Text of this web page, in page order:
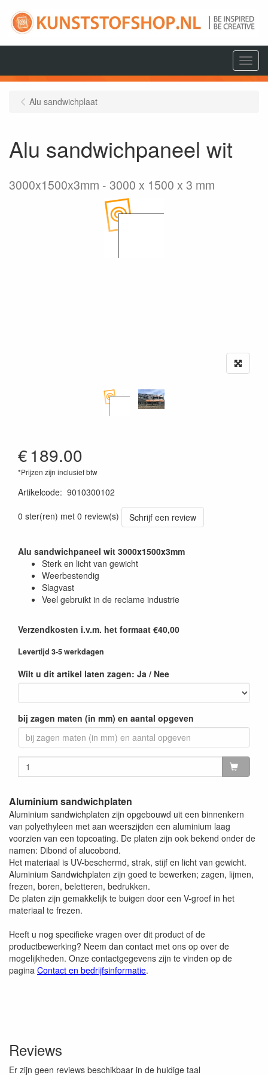
Menu
Alu sandwichplaat
Alu sandwichpaneel wit
3000x1500x3mm 3000 x 1500 x 3 mm
€189.00
*Prijzen zijn inclusief btw
Artikelcode: 9010300102
0 ster(ren) met 0 review(s)
Schrijf een review
Alu sandwichpaneel wit 3000x1500x3mm
Sterk en licht van gewicht
Weerbestendig
Slagvast
Veel gebruikt in de reclame industrie
Verzendkosten i.v.m. het formaat €40,00
Levertijd 3-5 werkdagen
Wilt u dit artikel laten zagen: Ja / Nee
bij zagen maten (in mm) en aantal opgeven
Aluminium sandwichplaten
Aluminium sandwichplaten zijn opgebouwd uit een binnenkern
van polyethyleen met aan weerszijden een aluminium laag
voorzien van een topcoating. De platen zijn ook bekend onder de
namen: Dibond of alucobond.
Het materiaal is UV-beschermd, strak, stijf en licht van gewicht.
Aluminium Sandwichplaten zijn goed te bewerken; zagen, lijmen,
frezen, boren, beletteren, bedrukken.
De platen zijn gemakkelijk te buigen door een V-groef in het
materiaal te frezen.
Heeft u nog specifieke vragen over dit product of de
productbewerking? Neem dan contact met ons op over de
mogelijkheden. Onze contactgegevens zijn te vinden op de
pagina Contact en bedrijfsinformatie.
Reviews
Er zijn geen reviews beschikbaar in de huidige taal